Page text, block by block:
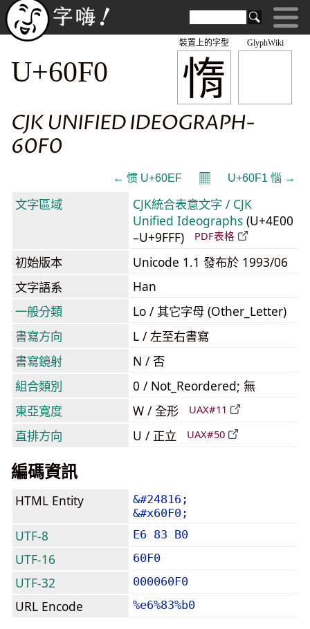
GlyphWiki
惰
裝置上的字型
U+60F0
CJK UNIFIED IDEOGRAPH-
60F0
← 惯 U+60EF 𝄜 U+60F1 惱 →
文字區域
CJK統合表意文字 / CJK
Unified Ideographs (U+4E00
–U+9FFF)
PDF表格
初始版本
Unicode 1.1 發布於 1993/06
文字語系
Han
一般分類
Lo / 其它字母 (Other_Letter)
書寫方向
L / 左至右書寫
書寫鏡射
N / 否
組合類別
0 / Not_Reordered; 無
東亞寬度
W / 全形 UAX#11
直排方向 U / 正立 UAX#50
編碼資訊
HTML Entity
&#24816;
&#x60F0;
UTF-8 E6 83 B0
UTF-16 60F0
UTF-32 000060F0
URL Encode %e6%83%b0